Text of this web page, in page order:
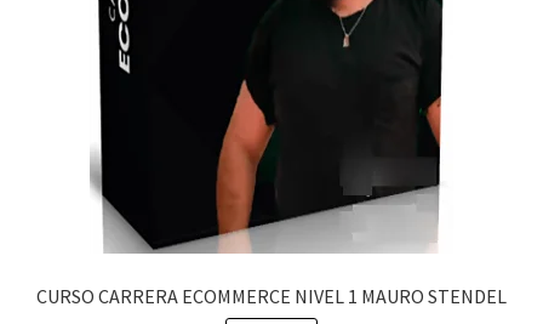
CURSO CARRERA ECOMMERCE NIVEL 1 MAURO STENDEL